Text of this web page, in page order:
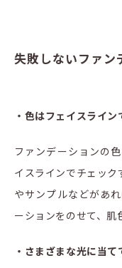
失敗しないファン
・色はフェイスライ
ファンデーションの
イスラインでチェッ
やサンプルなどがあ
ーションをのせて、肌
・さまざまな光に当